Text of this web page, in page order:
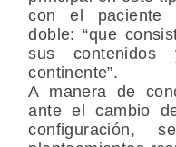
con el paciente
doble: “que
sus
continente”.
A manera de
ante el cambio
configuración,